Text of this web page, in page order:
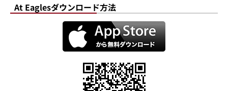
At Eaglesダウンロード方法